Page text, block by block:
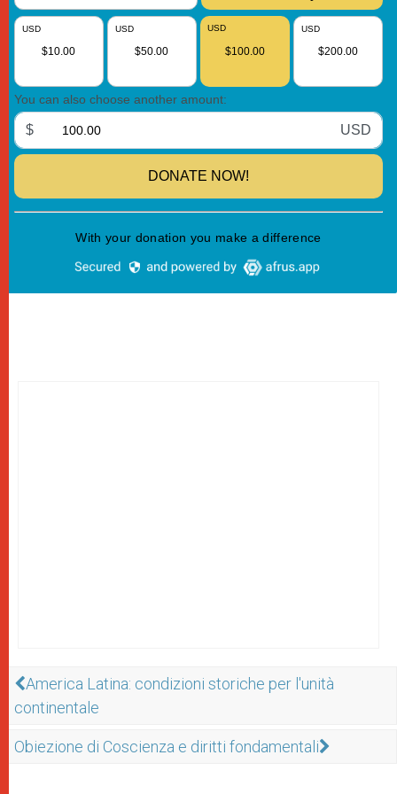
America Latina: condizioni storiche per l'unità
continentale
Obiezione di Coscienza e diritti fondamentali